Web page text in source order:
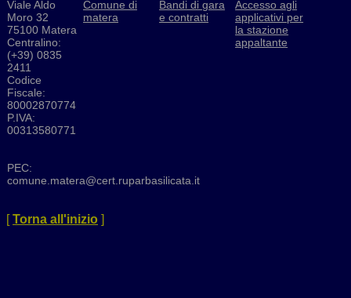
Viale Aldo
Moro 32
75100 Matera
Centralino:
(+39) 0835
2411
Codice
Fiscale:
80002870774
P.IVA:
00313580771
PEC:
comune.matera@cert.ruparbasilicata.it
Comune di
matera
Bandi di gara
e contratti
Accesso agli
applicativi per
la stazione
appaltante
[Torna all'inizio ]